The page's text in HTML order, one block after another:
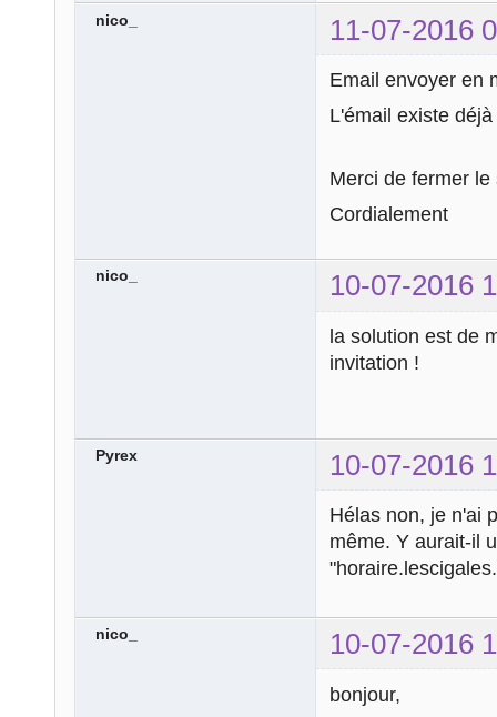
nico_ 11-07-2016
Email envoyer en
L'émail existe
Merci de fermer
Cordialement
nico_ 10-07-2016
la solution est de
invitation !
Pyrex 10-07-2016
Hélas non, je n'ai
même. Y aurait-il
nico_ 10-07-2016
bonjour,